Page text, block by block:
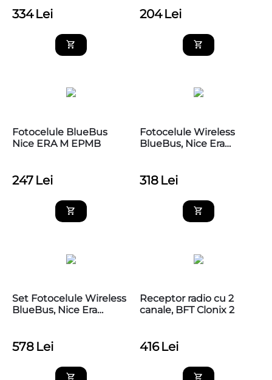
334 Lei 204 Lei
Fotocelule BlueBus
Nice ERA M EPMB
247 Lei
Fotocelule Wireless
BlueBus, Nice Era
318 Lei
Set Fotocelule Wireless
BlueBus, Nice Era
578 Lei
Receptor radio cu 2
canale, BFT Clonix 2
416 Lei